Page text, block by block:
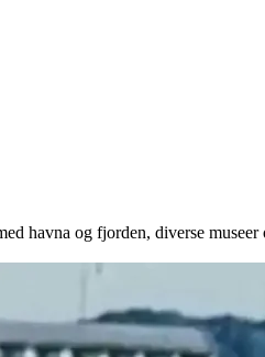
havna og fjorden, diverse